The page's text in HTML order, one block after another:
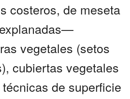
costeros, de meseta
vegetales (setos
cubiertas vegetales
de superficie